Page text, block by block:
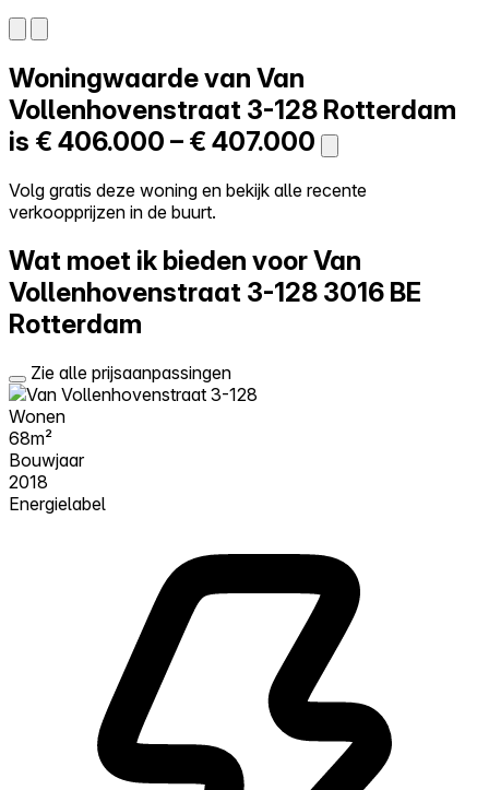
Zelf kopen
Alles-in-één
Reviews
Prijzen
Log in
Probeer Walter gratis
Woningwaarde van Van
Vollenhovenstraat 3-128 Rotterdam
is € 406.000 – € 407.000
Volg gratis deze woning en bekijk alle recente
verkoopprijzen in de buurt.
Wat moet ik bieden voor Van
Vollenhovenstraat 3-128 3016 BE
Rotterdam
Zie alle prijsaanpassingen
Wonen
68m²
Bouwjaar
2018
Energielabel